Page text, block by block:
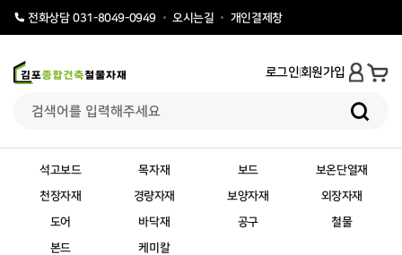
전화상담 031-8049-0949 오시는길 개인결제창
로그인회원가입
석고보드 목자재 보드 보온단열재
천장자재 경량자재 보양자재 외장자재
도어 바닥재 공구 철물
본드 케미칼